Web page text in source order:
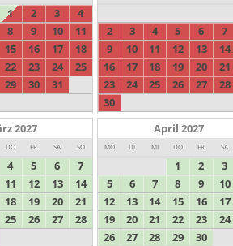
1 2 3
4
8 9 10
11
15 16 17
18
22 23 24
25
29 30 31
2
3 4 5 6 7
9
10 11 12 13 14
16
17 18 19 20 21
23
24 25 26 27 28
30
2027
DO FR SA SO
4 5 6
7
11 12 13
14
18 19 20
21
25 26 27
28
April 2027
MO DI MI DO FR SA
1 2 3
5
6 7 8 9 10
12
13 14 15 16 17
19
20 21 22 23 24
26
27 28 29 30